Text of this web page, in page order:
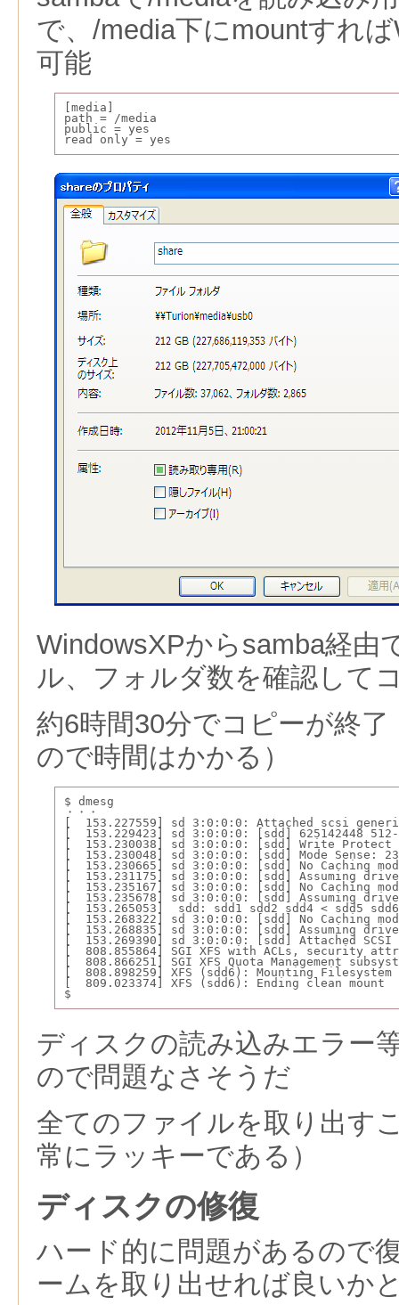
で、/media下にmountすれ
可能
[media]
path = /media
public = yes
read only = yes
WindowsXPからsamba経由
ル、フォルダ数を確認して
約6時間30分でコピーが終
ので時間はかかる）
$ dmesg
・・・
[  153.227559] sd 3:0:0:0: Attached scsi
[  153.229423] sd 3:0:0:0: [sdd] 625142448
[  153.230038] sd 3:0:0:0: [sdd] Write
[  153.230048] sd 3:0:0:0: [sdd] Mode Sense:
[  153.230665] sd 3:0:0:0: [sdd] No Caching
[  153.231175] sd 3:0:0:0: [sdd] Assuming
[  153.235167] sd 3:0:0:0: [sdd] No Caching
[  153.235678] sd 3:0:0:0: [sdd] Assuming
[  153.265053]  sdd: sdd1 sdd2 sdd4 < sdd5
[  153.268322] sd 3:0:0:0: [sdd] No Caching
[  153.268835] sd 3:0:0:0: [sdd] Assuming
[  153.269390] sd 3:0:0:0: [sdd] Attached SCSI
[  808.855864] SGI XFS with ACLs, security
[  808.866251] SGI XFS Quota Management
[  808.898259] XFS (sdd6): Mounting Filesystem
[  809.023374] XFS (sdd6): Ending clean mount
$
ディスクの読み込みエラー
ので問題なさそうだ
全てのファイルを取り出す
常にラッキーである）
ディスクの修復
ハード的に問題があるので
ームを取り出せれば良いか